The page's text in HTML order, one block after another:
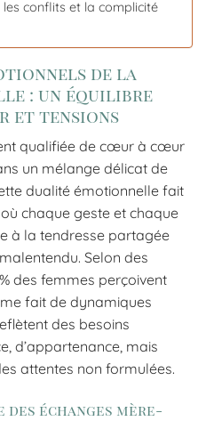
conflits et la complicité
de la
: un équilibre
et tensions
qualifiée de cœur à cœur
un mélange délicat de
dualité émotionnelle fait
chaque geste et chaque
à la tendresse partagée
Selon des
des femmes perçoivent
fait de dynamiques
des besoins
d’appartenance, mais
attentes non formulées.
des échanges mère-